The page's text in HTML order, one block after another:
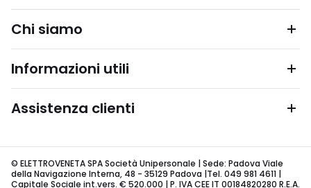
Chi siamo
Informazioni utili
Assistenza clienti
© ELETTROVENETA SPA Società Unipersonale | Sede: Padova Viale
della Navigazione Interna, 48 - 35129 Padova |Tel. 049 981 4611 |
Capitale Sociale int.vers. € 520.000 | P. IVA CEE IT 00184820280 R.E.A.